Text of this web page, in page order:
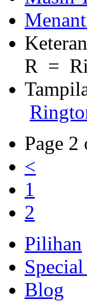
R =
Page 2
<
1
2
Pilihan
Blog